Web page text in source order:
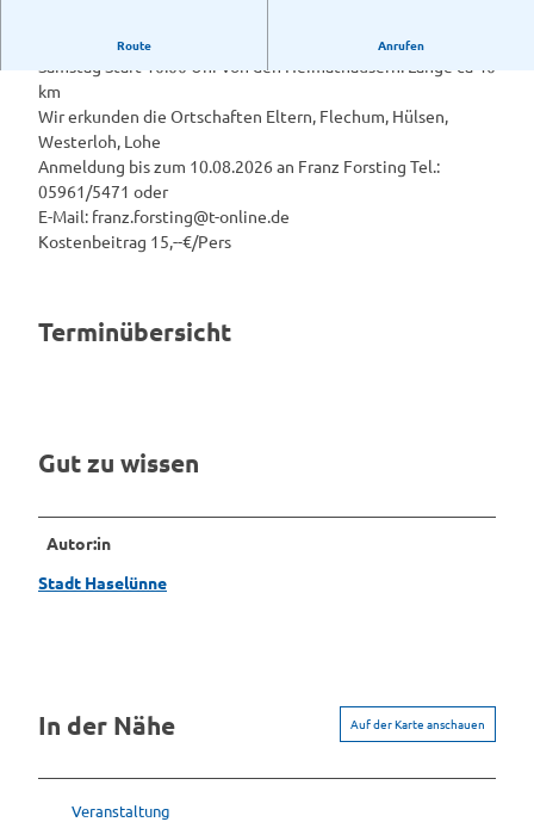
Route Anrufen
Ganztages – Fahrradtour- Häppchenweise
Samstag Start 10:00 Uhr von den Heimathäusern. Länge ca 40
km
Wir erkunden die Ortschaften Eltern, Flechum, Hülsen,
Westerloh, Lohe
Anmeldung bis zum 10.08.2026 an Franz Forsting Tel.:
05961/5471 oder
E-Mail: franz.forsting@t-online.de
Kostenbeitrag 15,--€/Pers
Terminübersicht
Gut zu wissen
Autor:in
Stadt Haselünne
In der Nähe Auf der Karte anschauen
Veranstaltung